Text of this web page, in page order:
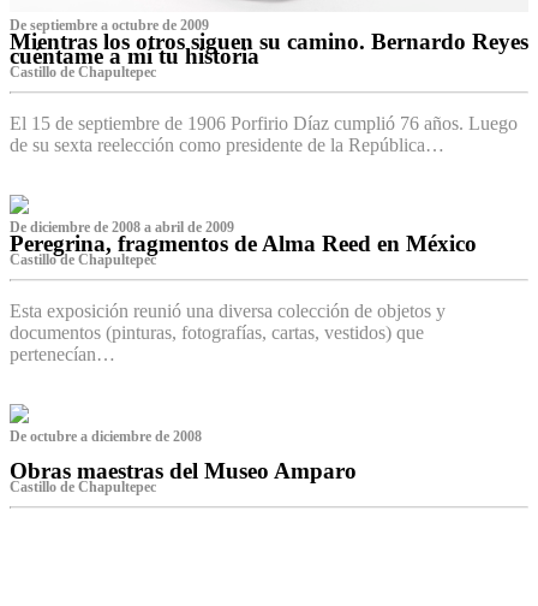
De septiembre a octubre de 2009
Mientras los otros siguen su camino. Bernardo Reyes
cuéntame a mí tu historia
Castillo de Chapultepec
El 15 de septiembre de 1906 Porfirio Díaz cumplió 76 años. Luego
de su sexta reelección como presidente de la República…
De diciembre de 2008 a abril de 2009
Peregrina, fragmentos de Alma Reed en México
Castillo de Chapultepec
Esta exposición reunió una diversa colección de objetos y
documentos (pinturas, fotografías, cartas, vestidos) que
pertenecían…
De octubre a diciembre de 2008
Obras maestras del Museo Amparo
Castillo de Chapultepec